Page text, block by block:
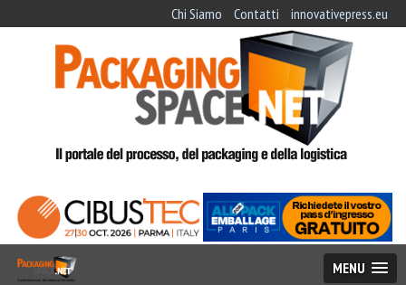
Chi Siamo Contatti innovativepress.eu
MENU